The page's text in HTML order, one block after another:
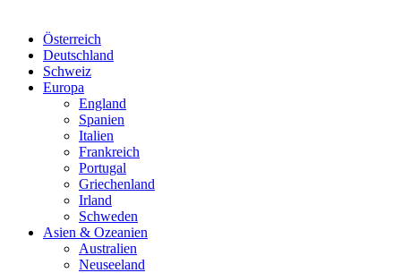
Österreich
Deutschland
Schweiz
Europa
England
Spanien
Italien
Frankreich
Portugal
Griechenland
Irland
Schweden
Asien & Ozeanien
Australien
Neuseeland